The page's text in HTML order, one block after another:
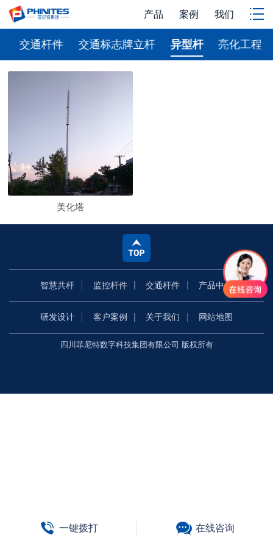
产品 案例 我们
交通杆件 交通标志牌立杆 异型杆 亮化工程
美化塔
智慧共杆 监控杆件 交通杆件 产品中心
研发设计 客户案例 关于我们 网站地图
四川菲尼特数字科技集团有限公司 版权所有
一键拨打 在线咨询